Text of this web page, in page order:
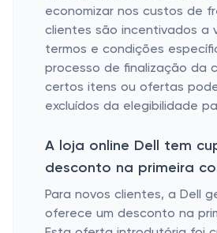
economizar nos custos de
clientes são incentivados a
termos e condições
processo de finalização da
certos itens ou ofertas
excluídos da elegibilidade
A loja online Dell tem
desconto na primeira
Para novos clientes, a Dell
oferece um desconto na